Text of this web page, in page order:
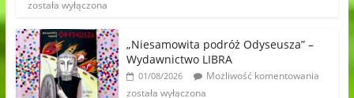
została wyłączona
„Niesamowita podróż Odyseusza” –
Wydawnictwo LIBRA
01/08/2026
Możliwość komentowania
została wyłączona